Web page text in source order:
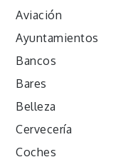
Aviación
Ayuntamientos
Bancos
Bares
Belleza
Cervecería
Coches